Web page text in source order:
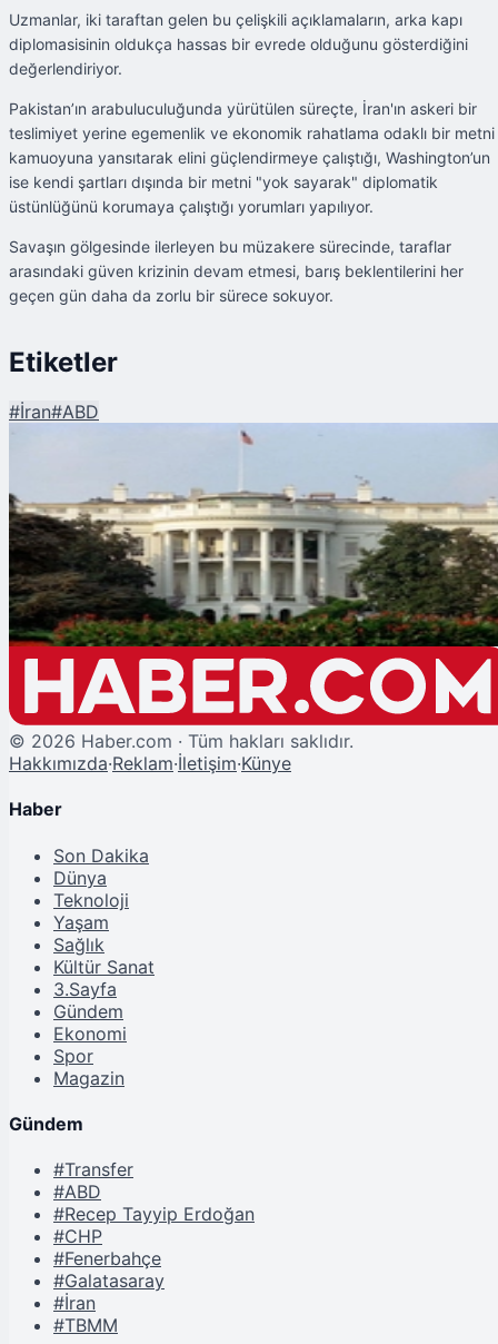
Uzmanlar, iki taraftan gelen bu çelişkili açıklamaların, arka kapı
diplomasisinin oldukça hassas bir evrede olduğunu gösterdiğini
değerlendiriyor.
Pakistan’ın arabuluculuğunda yürütülen süreçte, İran'ın askeri bir
teslimiyet yerine egemenlik ve ekonomik rahatlama odaklı bir metni
kamuoyuna yansıtarak elini güçlendirmeye çalıştığı, Washington’un
ise kendi şartları dışında bir metni "yok sayarak" diplomatik
üstünlüğünü korumaya çalıştığı yorumları yapılıyor.
Savaşın gölgesinde ilerleyen bu müzakere sürecinde, taraflar
arasındaki güven krizinin devam etmesi, barış beklentilerini her
geçen gün daha da zorlu bir sürece sokuyor.
Etiketler
#İran#ABD
ABD ve İran Arasındaki 'Mutabakat' İddiasında Sert Yalanlama
© 2026 Haber.com · Tüm hakları saklıdır.
Hakkımızda·Reklam·İletişim·Künye
Haber
Son Dakika
Dünya
Teknoloji
Yaşam
Sağlık
Kültür Sanat
3.Sayfa
Gündem
Ekonomi
Spor
Magazin
Gündem
#Transfer
#ABD
#Recep Tayyip Erdoğan
#CHP
#Fenerbahçe
#Galatasaray
#İran
#TBMM